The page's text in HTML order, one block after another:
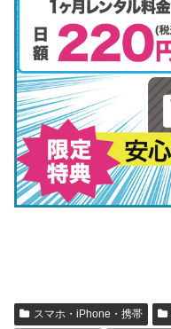
スマホ・iPhone・携帯